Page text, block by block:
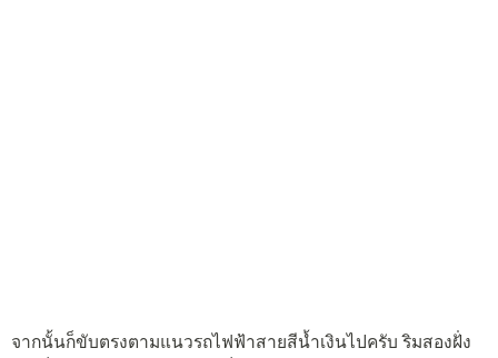
จากนั้นก็ขับตรงตามแนวรถไฟฟ้าสายสีน้ำเงินไปครับ ริมสองฝั่ง